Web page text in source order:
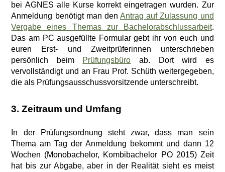
bei AGNES alle Kurse korrekt eingetragen wurden. Zur
Anmeldung benötigt man denAntrag auf Zulassung und
Vergabe eines Themas zur Bachelorabschlussarbeit.
Das am PC ausgefüllte Formular gebt ihr von euch und
euren Erst- und Zweitprüferinnen unterschrieben
persönlich beim Prüfungsbüro ab. Dort wird es
vervollständigt und an Frau Prof. Schüth weitergegeben,
die als Prüfungsausschussvorsitzende unterschreibt.
3. Zeitraum und Umfang
In der Prüfungsordnung steht zwar, dass man sein
Thema am Tag der Anmeldung bekommt und dann 12
Wochen (Monobachelor, Kombibachelor PO 2015) Zeit
hat bis zur Abgabe, aber in der Realität sieht es meist